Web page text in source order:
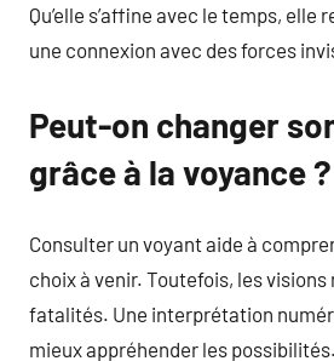
Qu’elle s’affine avec le temps, elle
une connexion avec des forces
Peut-on changer
grâce à la voyance ?
Consulter un voyant aide à
choix à venir. Toutefois, les visions
fatalités. Une interprétation
mieux appréhender les possibilités.